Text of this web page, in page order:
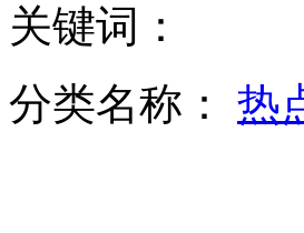
实拍歼-10战机复杂气象条件下
关键词：
分类名称： 热